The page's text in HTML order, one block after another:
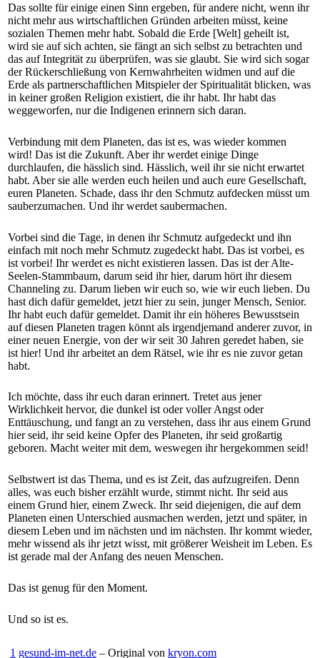
Das sollte für einige einen Sinn ergeben, für andere nicht, wenn ihr
nicht mehr aus wirtschaftlichen Gründen arbeiten müsst, keine
sozialen Themen mehr habt. Sobald die Erde [Welt] geheilt ist,
wird sie auf sich achten, sie fängt an sich selbst zu betrachten und
das auf Integrität zu überprüfen, was sie glaubt. Sie wird sich sogar
der Rückerschließung von Kernwahrheiten widmen und auf die
Erde als partnerschaftlichen Mitspieler der Spiritualität blicken, was
in keiner großen Religion existiert, die ihr habt. Ihr habt das
weggeworfen, nur die Indigenen erinnern sich daran.
Verbindung mit dem Planeten, das ist es, was wieder kommen
wird! Das ist die Zukunft. Aber ihr werdet einige Dinge
durchlaufen, die hässlich sind. Hässlich, weil ihr sie nicht erwartet
habt. Aber sie alle werden euch heilen und auch eure Gesellschaft,
euren Planeten. Schade, dass ihr den Schmutz aufdecken müsst um
sauberzumachen. Und ihr werdet saubermachen.
Vorbei sind die Tage, in denen ihr Schmutz aufgedeckt und ihn
einfach mit noch mehr Schmutz zugedeckt habt. Das ist vorbei, es
ist vorbei! Ihr werdet es nicht existieren lassen. Das ist der Alte-
Seelen-Stammbaum, darum seid ihr hier, darum hört ihr diesem
Channeling zu. Darum lieben wir euch so, wie wir euch lieben. Du
hast dich dafür gemeldet, jetzt hier zu sein, junger Mensch, Senior.
Ihr habt euch dafür gemeldet. Damit ihr ein höheres Bewusstsein
auf diesen Planeten tragen könnt als irgendjemand anderer zuvor, in
einer neuen Energie, von der wir seit 30 Jahren geredet haben, sie
ist hier! Und ihr arbeitet an dem Rätsel, wie ihr es nie zuvor getan
habt.
Ich möchte, dass ihr euch daran erinnert. Tretet aus jener
Wirklichkeit hervor, die dunkel ist oder voller Angst oder
Enttäuschung, und fangt an zu verstehen, dass ihr aus einem Grund
hier seid, ihr seid keine Opfer des Planeten, ihr seid großartig
geboren. Macht weiter mit dem, weswegen ihr hergekommen seid!
Selbstwert ist das Thema, und es ist Zeit, das aufzugreifen. Denn
alles, was euch bisher erzählt wurde, stimmt nicht. Ihr seid aus
einem Grund hier, einem Zweck. Ihr seid diejenigen, die auf dem
Planeten einen Unterschied ausmachen werden, jetzt und später, in
diesem Leben und im nächsten und im nächsten. Ihr kommt wieder,
mehr wissend als ihr jetzt wisst, mit größerer Weisheit im Leben. Es
ist gerade mal der Anfang des neuen Menschen.
Das ist genug für den Moment.
Und so ist es.
1 gesund-im-net.de – Original von kryon.com